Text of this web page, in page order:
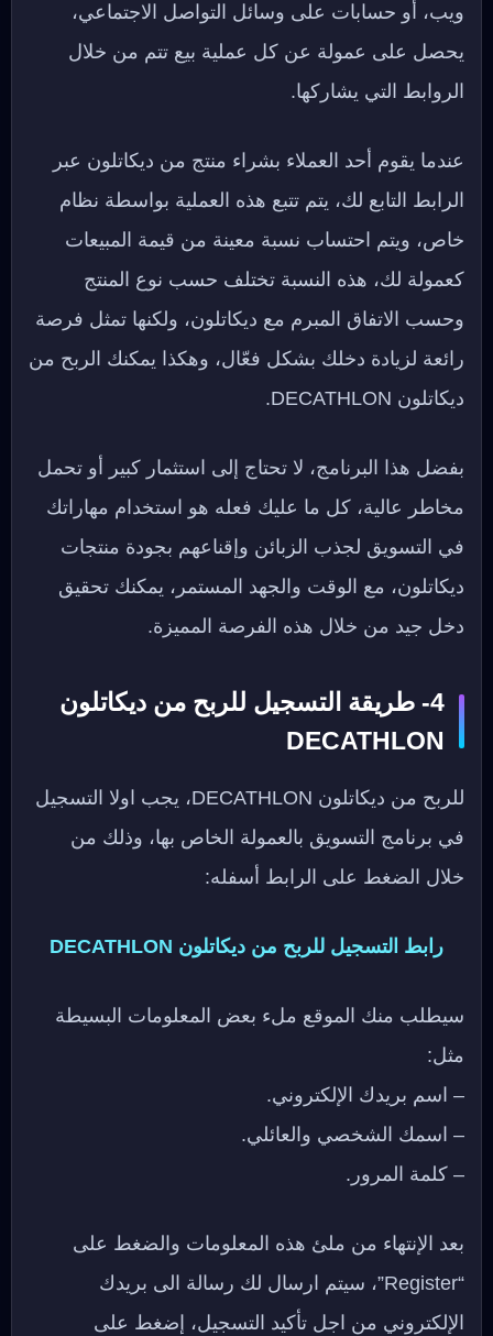
ويب، أو حسابات على وسائل التواصل الاجتماعي،
يحصل على عمولة عن كل عملية بيع تتم من خلال
الروابط التي يشاركها.
عندما يقوم أحد العملاء بشراء منتج من ديكاتلون عبر
الرابط التابع لك، يتم تتبع هذه العملية بواسطة نظام
خاص، ويتم احتساب نسبة معينة من قيمة المبيعات
كعمولة لك، هذه النسبة تختلف حسب نوع المنتج
وحسب الاتفاق المبرم مع ديكاتلون، ولكنها تمثل فرصة
رائعة لزيادة دخلك بشكل فعّال، وهكذا يمكنك الربح من
ديكاتلون DECATHLON.
بفضل هذا البرنامج، لا تحتاج إلى استثمار كبير أو تحمل
مخاطر عالية، كل ما عليك فعله هو استخدام مهاراتك
في التسويق لجذب الزبائن وإقناعهم بجودة منتجات
ديكاتلون، مع الوقت والجهد المستمر، يمكنك تحقيق
دخل جيد من خلال هذه الفرصة المميزة.
4- طريقة التسجيل للربح من ديكاتلون
DECATHLON
للربح من ديكاتلون DECATHLON، يجب اولا التسجيل
في برنامج التسويق بالعمولة الخاص بها، وذلك من
خلال الضغط على الرابط أسفله:
رابط التسجيل للربح من ديكاتلون DECATHLON
سيطلب منك الموقع ملء بعض المعلومات البسيطة
مثل:
– اسم بريدك الإلكتروني.
– اسمك الشخصي والعائلي.
– كلمة المرور.
بعد الإنتهاء من ملئ هذه المعلومات والضغط على
“Register”، سيتم ارسال لك رسالة الى بريدك
الإلكتروني من اجل تأكيد التسجيل، إضغط على